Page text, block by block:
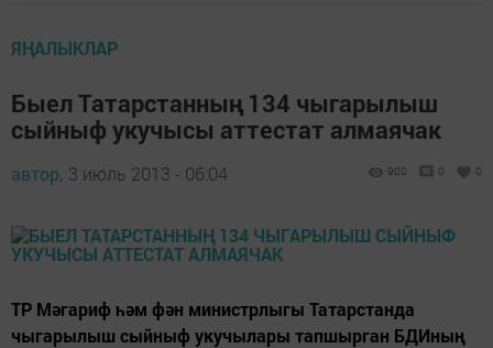
ЯҢАЛЫКЛАР
Быел Татарстанның 134 чыгарылыш
сыйныф укучысы аттестат алмаячак
автор, 3 июль 2013 - 06:04 900 0 0
ТР Мәгариф һәм фән министрлыгы Татарстанда
чыгарылыш сыйныф укучылары тапшырган БДИның